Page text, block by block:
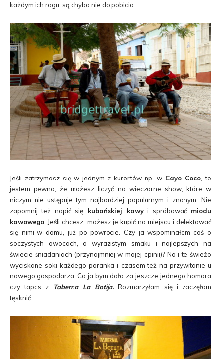
każdym ich rogu, są chyba nie do pobicia.
Jeśli zatrzymasz się w jednym z kurortów np. w Cayo Coco , to
jestem pewna, że możesz liczyć na wieczorne show, które w
niczym nie ustępuje tym najbardziej popularnym i znanym. Nie
zapomnij też napić się kubańskiej kawyi spróbować miodu
kawowego . Jeśli chcesz, możesz je kupić na miejscu i delektować
się nimi w domu, już po powrocie. Czy ja wspominałam coś o
soczystych owocach, o wyrazistym smaku i najlepszych na
świecie śniadaniach (przynajmniej w mojej opinii)? No i te świeżo
wyciskane soki każdego poranka i czasem też na przywitanie u
nowego gospodarza. Co ja bym dała za jeszcze jednego homara
czy tapas z
Taberna La Botija. Rozmarzyłam się i zaczęłam
tęsknić…